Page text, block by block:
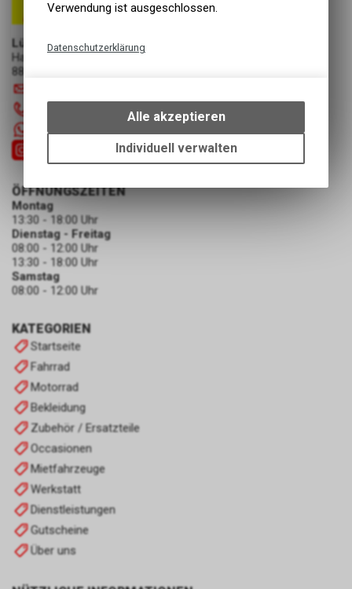
Lüscher Motor- & Bike World
Hauptstrasse 29a
8867 Niederurnen
+41 55 6103131
KATEGORIEN
Startseite
Fahrrad
Motorrad
Bekleidung
Zubehör / Ersatzteile
Occasionen
Mietfahrzeuge
Werkstatt
Dienstleistungen
Gutscheine
Über uns
ÖFFNUNGSZEITEN
Montag
13:30 - 18:00 Uhr
Dienstag - Freitag
08:00 - 12:00 Uhr
13:30 - 18:00 Uhr
Samstag
08:00 - 12:00 Uhr
Verwendung ist ausgeschlossen.
Datenschutzerklärung
bestimmte Interaktionen und
Einstellungen auf Ihrem Gerät,
um die grundlegenden
Funktionen unseres Online-
Alle akzeptieren
Individuell verwalten